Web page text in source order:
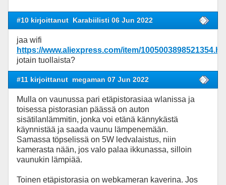
#10 kirjoittanut Karabiilisti 06 Jun 2022
jaa wifi
https://www.aliexpress.com/item/
jotain tuollaista?
#11 kirjoittanut megaman 07 Jun 2022
Mulla on vaunussa pari etäpistorasiaa wlanissa ja
toisessa pistorasian päässä on auton
sisätilanlämmitin, jonka voi etänä kännykästä
käynnistää ja saada vaunu lämpenemään.
Samassa töpselissä on 5W ledvalaistus, niin
kamerasta nään, jos valo palaa ikkunassa, silloin
vaunukin lämpiää.
Toinen etäpistorasia on webkameran kaverina. Jos